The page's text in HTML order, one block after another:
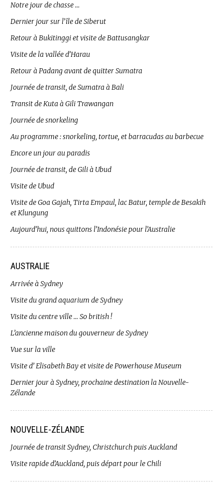
Notre jour de chasse …
Dernier jour sur l’île de Siberut
Retour à Bukitinggi et visite de Battusangkar
Visite de la vallée d’Harau
Retour à Padang avant de quitter Sumatra
Journée de transit, de Sumatra à Bali
Transit de Kuta à Gili Trawangan
Journée de snorkeling
Au programme : snorkeling, tortue, et barracudas au barbecue
Encore un jour au paradis
Journée de transit, de Gili à Ubud
Visite de Ubud
Visite de Goa Gajah, Tirta Empaul, lac Batur, temple de Besakih
et Klungung
Aujourd’hui, nous quittons l’Indonésie pour l’Australie
AUSTRALIE
Arrivée à Sydney
Visite du grand aquarium de Sydney
Visite du centre ville … So british !
L’ancienne maison du gouverneur de Sydney
Vue sur la ville
Visite d’ Elisabeth Bay et visite de Powerhouse Museum
Dernier jour à Sydney, prochaine destination la Nouvelle-
Zélande
NOUVELLE-ZÉLANDE
Journée de transit Sydney, Christchurch puis Auckland
Visite rapide d’Auckland, puis départ pour le Chili